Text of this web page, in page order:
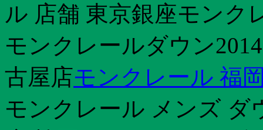
ル 店舗 東京銀座モンク
モンクレールダウン
古屋店モンクレール 福
モンクレール メンズ ダ